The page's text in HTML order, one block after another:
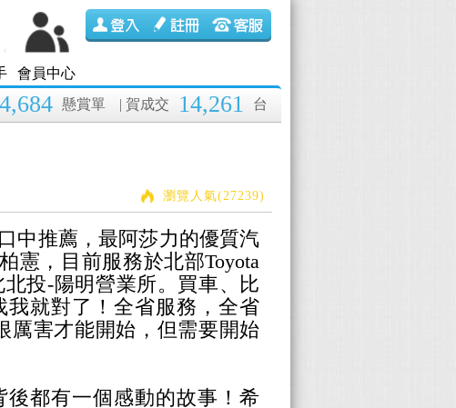
會員中心
| 賀成交 14,261 台
懸賞單
瀏覽人氣(27239)
中推薦，最阿莎力的優質汽
憲，目前服務於北部Toyota
投-陽明營業所。買車、比
我就對了！全省服務，全省
厲害才能開始，但需要開始
後都有一個感動的故事！希